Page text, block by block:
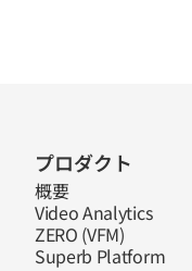
プロダクト
概要
Video Analytics
ZERO (VFM)
Superb Platform